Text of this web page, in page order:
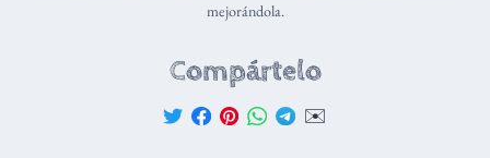
mejorándola.
Compártelo
✉️